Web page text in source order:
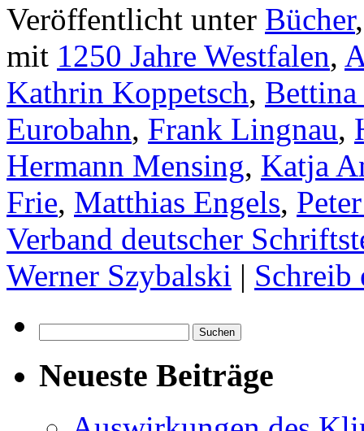
Veröffentlicht unter Bücher
mit 1250 Jahre Westfalen,
Kathrin Koppetsch, Bettina
Eurobahn, Frank Lingnau,
Hermann Mensing, Katja
Frie, Matthias Engels,
Verband deutscher
Werner Szybalski | Schreib
nach:
Neueste Beiträge